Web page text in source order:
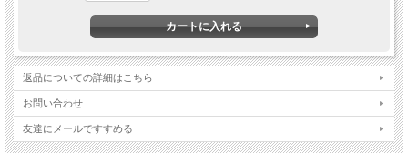
返品についての詳細はこちら
お問い合わせ
友達にメールですすめる